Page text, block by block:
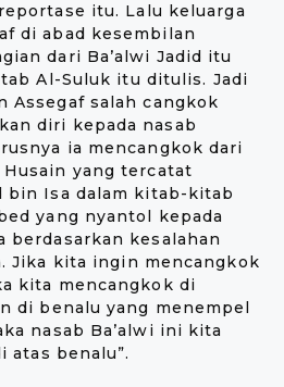
itu. Lalu keluarga
di abad kesembilan
dari Ba’alwi Jadid itu
Al-Suluk itu ditulis. Jadi
Assegaf salah cangkok
diri kepada nasab
ia mencangkok dari
Husain yang tercatat
bin Isa dalam kitab-kitab
yang nyantol kepada
berdasarkan kesalahan
Jika kita ingin mencangkok
kita mencangkok di
di benalu yang menempel
nasab Ba’alwi ini kita
atas benalu”.